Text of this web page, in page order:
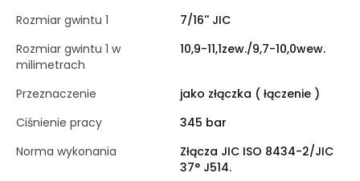
Rozmiar gwintu 1
7/16'' JIC
Rozmiar gwintu 1 w
milimetrach
10,9-11,1zew./9,7-10,0wew.
Przeznaczenie
jako złączka ( łączenie )
Ciśnienie pracy
345 bar
Norma wykonania
Złącza JIC ISO 8434-2/JIC
37° J514.